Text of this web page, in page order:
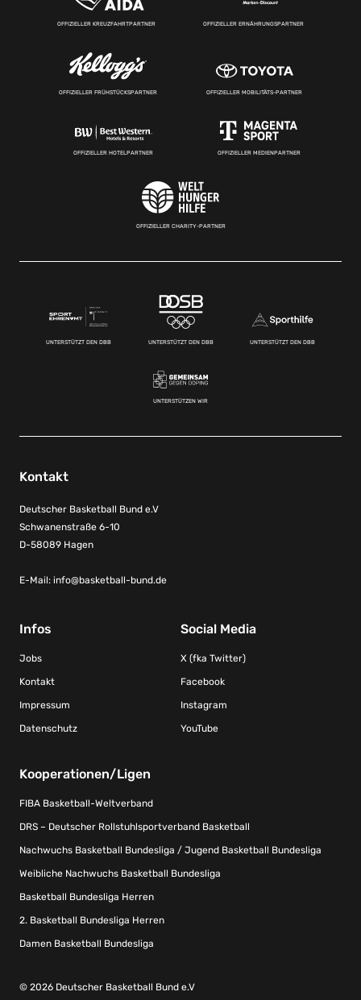
OFFIZIELLER KREUZFAHRTPARTNER OFFIZIELLER ERNÄHRUNGSPARTNER
OFFIZIELLER FRÜHSTÜCKSPARTNER OFFIZIELLER MOBILITÄTS-PARTNER
OFFIZIELLER HOTELPARTNER OFFIZIELLER MEDIENPARTNER
OFFIZIELLER CHARITY-PARTNER
UNTERSTÜTZT DEN DBB UNTERSTÜTZT DEN DBB UNTERSTÜTZT DEN DBB
UNTERSTÜTZEN WIR
Kontakt
Deutscher Basketball Bund e.V
Schwanenstraße 6-10
D-58089 Hagen
E-Mail: info@basketball-bund.de
Infos
Jobs
Kontakt
Impressum
Datenschutz
Social Media
X (fka Twitter)
Facebook
Instagram
YouTube
Kooperationen/Ligen
FIBA Basketball-Weltverband
DRS – Deutscher Rollstuhlsportverband Basketball
Nachwuchs Basketball Bundesliga / Jugend Basketball Bundesliga
Weibliche Nachwuchs Basketball Bundesliga
Basketball Bundesliga Herren
2. Basketball Bundesliga Herren
Damen Basketball Bundesliga
© 2026 Deutscher Basketball Bund e.V